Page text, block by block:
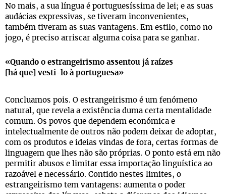
No mais, a sua língua é portuguesíssima de lei; e as suas
audácias expressivas, se tiveram inconvenientes,
também tiveram as suas vantagens. Em estilo, como no
jogo, é preciso arriscar alguma coisa para se ganhar.
«Quando o estrangeirismo assentou já raízes
[há que] vesti-lo à portuguesa»
Concluamos pois. O estrangeirismo é um fenómeno
natural, que revela a existência duma certa mentalidade
comum. Os povos que dependem económica e
intelectualmente de outros não podem deixar de adoptar,
com os produtos e ideias vindas de fora, certas formas de
linguagem que lhes não são próprias. O ponto está em não
permitir abusos e limitar essa importação linguística ao
razoável e necessário. Contido nestes limites, o
estrangeirismo tem vantagens: aumenta o poder